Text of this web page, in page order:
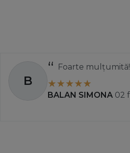
B
Foarte mulțumită!
BALAN SIMONA 02